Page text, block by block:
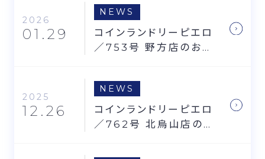
2026
01.29
NEWS
コインランドリーピエロ
／753号 野方店のお知
2025
12.26
NEWS
コインランドリーピエロ
／762号 北烏山店のお